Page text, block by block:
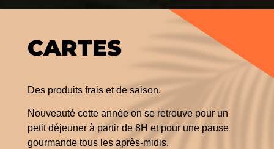
CARTES
Des produits frais et de saison.
Nouveauté cette année on se retrouve pour un
petit déjeuner à partir de 8H et pour une pause
gourmande tous les après-midis.